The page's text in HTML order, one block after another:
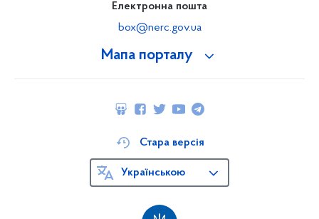
Мапа порталу
Електронна пошта
box@nerc.gov.ua
Стара версія
Українською